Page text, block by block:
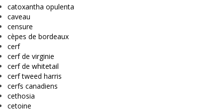
catoxantha opulenta
caveau
censure
cèpes de bordeaux
cerf
cerf de virginie
cerf de whitetail
cerf tweed harris
cerfs canadiens
cethosia
cetoine